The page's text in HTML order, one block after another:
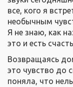
все, кого я
необычным
Я не знаю, как
это и есть
Возвращаясь
это чувство до
поняла, что